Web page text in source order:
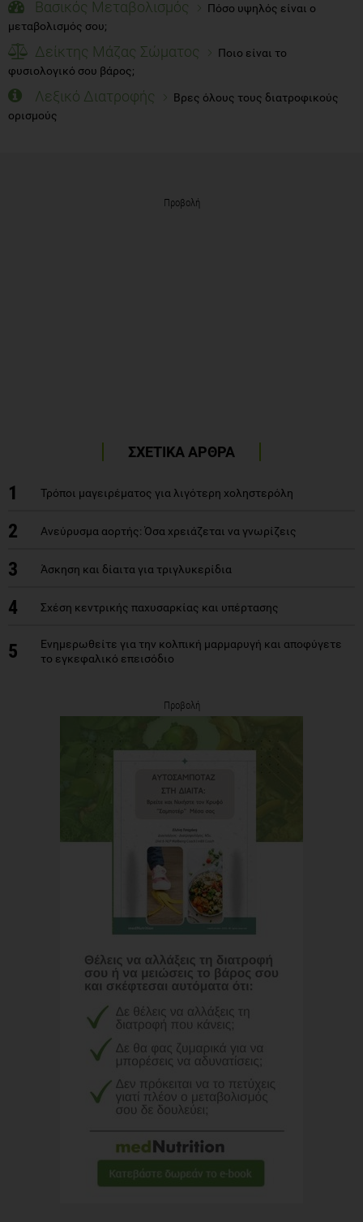
Βασικός Μεταβολισμός
Πόσο υψηλός είναι ο
μεταβολισμός σου;
Δείκτης Μάζας Σώματος
Ποιο είναι το
φυσιολογικό σου βάρος;
Λεξικό Διατροφής
Βρες όλους τους διατροφικούς
ορισμούς
Προβολή
ΣΧΕΤΙΚΑ ΑΡΘΡΑ
1 Τρόποι μαγειρέματος για λιγότερη χοληστερόλη
2 Ανεύρυσμα αορτής: Όσα χρειάζεται να γνωρίζεις
3 Άσκηση και δίαιτα για τριγλυκερίδια
4 Σχέση κεντρικής παχυσαρκίας και υπέρτασης
5
Ενημερωθείτε για την κολπική μαρμαρυγή και αποφύγετε
το εγκεφαλικό επεισόδιο
Προβολή